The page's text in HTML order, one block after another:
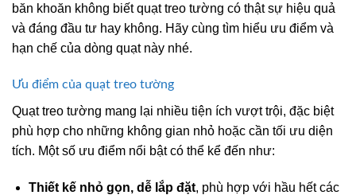
băn khoăn không biếtquạt treo tường có thật sự hiệu quả
và đáng đầu tư hay không. Hãy cùng tìm hiểu ưu điểm và
hạn chế của dòng quạt này nhé.
Ưu điểm của quạt treo tường
Quạt treo tường mang lại nhiều tiện ích vượt trội, đặc biệt
phù hợp cho những không gian nhỏ hoặc cần tối ưu diện
tích. Một số ưu điểm nổi bật có thể kể đến như:
Thiết kế nhỏ gọn, dễ lắp đặt, phù hợp với hầu hết các